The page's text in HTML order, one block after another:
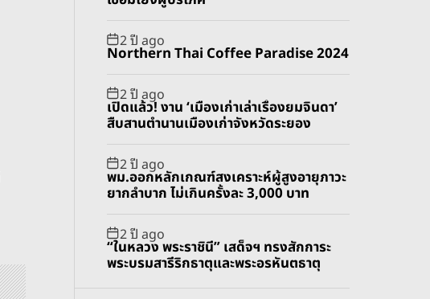
2 ปี ago
Northern Thai Coffee Paradise 2024
2 ปี ago
เปิดแล้ว! งาน ‘เมืองเก่าเล่าเรื่องยมจินดา’
สืบสานตำนานเมืองเก่าจังหวัดระยอง
2 ปี ago
พม.ออกหลักเกณฑ์สงเคราะห์ผู้สูงอายุภาวะ
ยากลำบาก ไม่เกินครั้งละ 3,000 บาท
2 ปี ago
“ในหลวง พระราชินี” เสด็จฯ ทรงสักการะ
พระบรมสารีริกธาตุและพระอรหันตธาตุ